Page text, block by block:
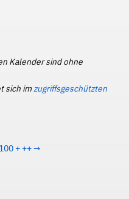
Kalender sind ohne
sich imzugriffsgeschützten
100 + ++→